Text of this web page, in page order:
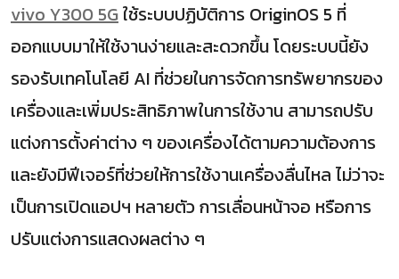
vivo Y300 5Gใช้ระบบปฏิบัติการ OriginOS 5 ที่
ออกแบบมาให้ใช้งานง่ายและสะดวกขึ้น โดยระบบนี้ยัง
รองรับเทคโนโลยี AI ที่ช่วยในการจัดการทรัพยากรของ
เครื่องและเพิ่มประสิทธิภาพในการใช้งาน สามารถปรับ
แต่งการตั้งค่าต่าง ๆ ของเครื่องได้ตามความต้องการ
และยังมีฟีเจอร์ที่ช่วยให้การใช้งานเครื่องลื่นไหล ไม่ว่าจะ
เป็นการเปิดแอปฯ หลายตัว การเลื่อนหน้าจอ หรือการ
ปรับแต่งการแสดงผลต่าง ๆ